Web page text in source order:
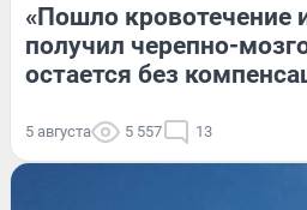
«Пошло кровотечение
получил черепно-
остается без
5 августа 5 557 13